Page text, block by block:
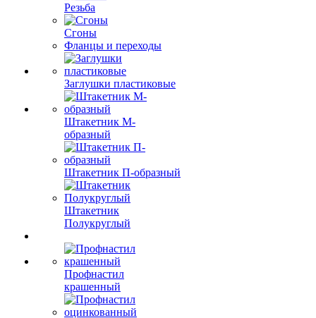
Резьба
Сгоны
Фланцы и переходы
Заглушки пластиковые
Штакетник М-
образный
Штакетник П-образный
Штакетник
Полукруглый
Профнастил
крашенный